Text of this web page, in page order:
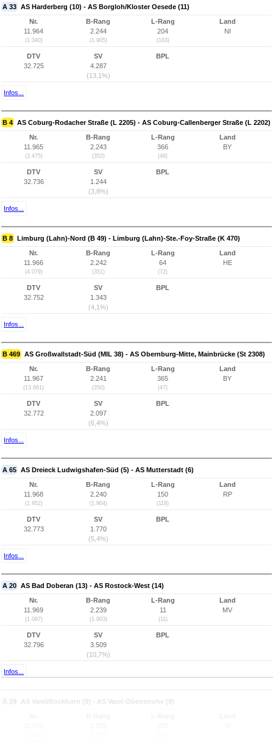
A 33 AS Harderberg (10) - AS Borgloh/Kloster Oesede (11)
Nr.
11.964
(1.340)
B-Rang
2.244
(1.905)
L-Rang
204
(183)
Land
NI
DTV
32.725
SV
4.287
(13,1%)
BPL
Infos...
B 4 AS Coburg-Rodacher Straße (L 2205) - AS Coburg-Callenberger Straße (L 2202)
Nr.
11.965
(3.475)
B-Rang
2.243
(352)
L-Rang
366
(48)
Land
BY
DTV
32.736
SV
1.244
(3,8%)
BPL
Infos...
B 8 Limburg (Lahn)-Nord (B 49) - Limburg (Lahn)-Ste.-Foy-Straße (K 470)
Nr.
11.966
(4.079)
B-Rang
2.242
(351)
L-Rang
64
(72)
Land
HE
DTV
32.752
SV
1.343
(4,1%)
BPL
Infos...
B 469 AS Großwallstadt-Süd (MIL 38) - AS Obernburg-Mitte, Mainbrücke (St 2308)
Nr.
11.967
(13.661)
B-Rang
2.241
(350)
L-Rang
365
(47)
Land
BY
DTV
32.772
SV
2.097
(6,4%)
BPL
Infos...
A 65 AS Dreieck Ludwigshafen-Süd (5) - AS Mutterstadt (6)
Nr.
11.968
(1.952)
B-Rang
2.240
(1.904)
L-Rang
150
(118)
Land
RP
DTV
32.773
SV
1.770
(5,4%)
BPL
Infos...
A 20 AS Bad Doberan (13) - AS Rostock-West (14)
Nr.
11.969
(1.097)
B-Rang
2.239
(1.903)
L-Rang
11
(11)
Land
MV
DTV
32.796
SV
3.509
(10,7%)
BPL
Infos...
A 29 AS Varel/Bockhorn (8) - AS Varel-Obenstrohe (9)